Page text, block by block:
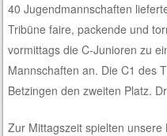
40 Jugendmannschaften
Tribüne faire, packende und
vormittags die C-Junioren zu
Mannschaften an. Die C1 des
Betzingen den zweiten Platz.
Zur Mittagszeit spielten unsere